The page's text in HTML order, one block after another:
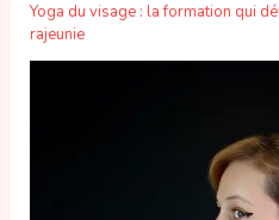
Yoga du visage : la formation qui
rajeunie